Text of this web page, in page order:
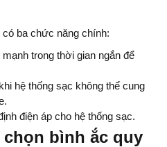
có ba chức năng chính:
trong thời gian ngắn để
hệ thống sạc không thể cung
điện áp cho hệ thống sạc.
bình ắc quy